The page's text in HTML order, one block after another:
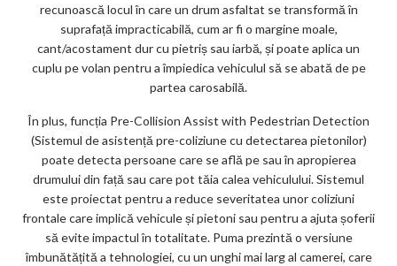
recunoască locul în care un drum asfaltat se transformă în
suprafață impracticabilă, cum ar fi o margine moale,
cant/acostament dur cu pietriș sau iarbă, și poate aplica un
cuplu pe volan pentru a împiedica vehiculul să se abată de pe
partea carosabilă.
În plus, funcția Pre-Collision Assist with Pedestrian Detection
(Sistemul de asistență pre-coliziune cu detectarea pietonilor)
poate detecta persoane care se află pe sau în apropierea
drumului din față sau care pot tăia calea vehiculului. Sistemul
este proiectat pentru a reduce severitatea unor coliziuni
frontale care implică vehicule și pietoni sau pentru a ajuta șoferii
să evite impactul în totalitate. Puma prezintă o versiune
îmbunătățită a tehnologiei, cu un unghi mai larg al camerei, care